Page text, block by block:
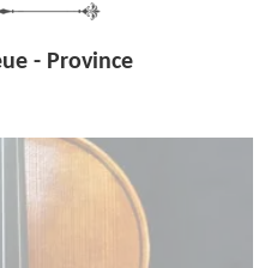
- Province